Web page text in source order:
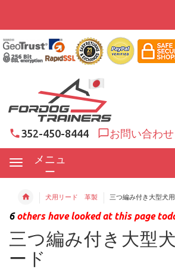
352-450-8444 お問い合わせ
メニュ
ー
犬用リード 革製 三つ編み付き大型犬
6others have looked at this page
三つ編み付き大型
ード